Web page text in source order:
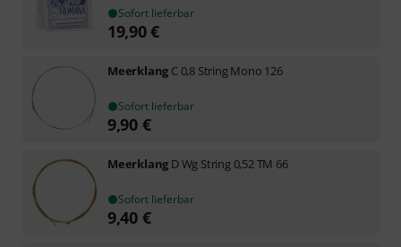
Sofort lieferbar
19,90€
Meerklang C 0,8 String Mono 126
Sofort lieferbar
9,90 €
Meerklang D Wg String 0,52 TM 66
Sofort lieferbar
9,40 €